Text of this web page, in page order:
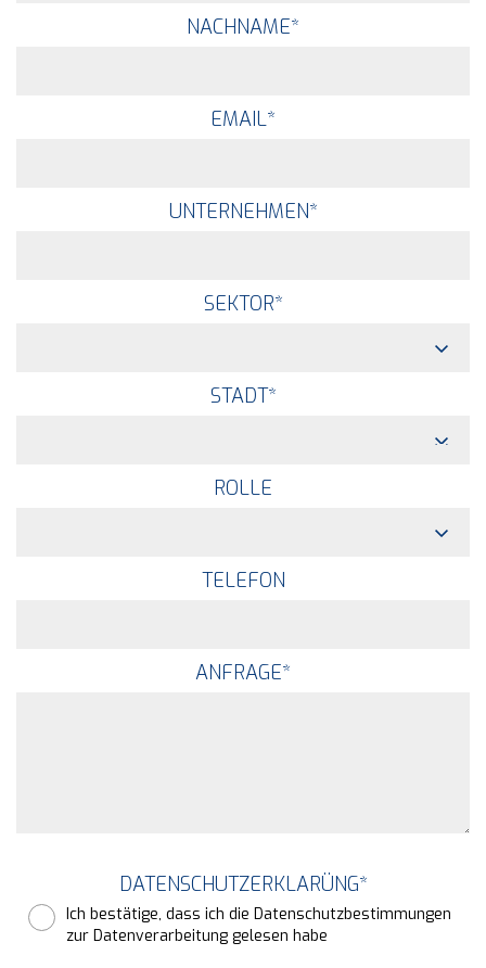
NACHNAME*
EMAIL*
UNTERNEHMEN*
SEKTOR*
STADT*
ROLLE
TELEFON
ANFRAGE*
DATENSCHUTZERKLARÜNG*
Ich bestätige, dass ich die Datenschutzbestimmungen
zur Datenverarbeitung gelesen habe